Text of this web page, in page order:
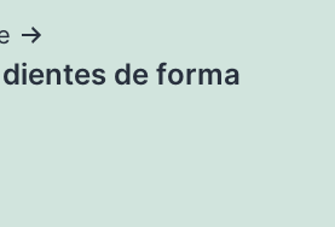
de forma